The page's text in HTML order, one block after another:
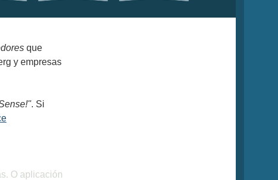
que
y empresas
. Si
O aplicación